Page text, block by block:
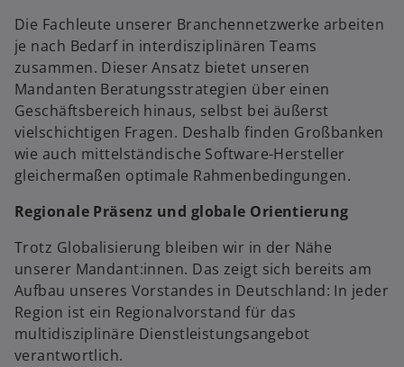
Die Fachleute unserer Branchennetzwerke arbeiten
je nach Bedarf in interdisziplinären Teams
zusammen. Dieser Ansatz bietet unseren
Mandanten Beratungsstrategien über einen
Geschäftsbereich hinaus, selbst bei äußerst
vielschichtigen Fragen. Deshalb finden Großbanken
wie auch mittelständische Software-Hersteller
gleichermaßen optimale Rahmenbedingungen.
Regionale Präsenz und globale Orientierung
Trotz Globalisierung bleiben wir in der Nähe
unserer Mandant:innen. Das zeigt sich bereits am
Aufbau unseres Vorstandes in Deutschland: In jeder
Region ist ein Regionalvorstand für das
multidisziplinäre Dienstleistungsangebot
verantwortlich.